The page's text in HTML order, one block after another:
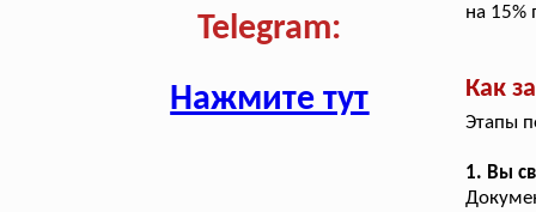
Telegram:
Нажмите тут
на
Как
Этапы
1. Вы